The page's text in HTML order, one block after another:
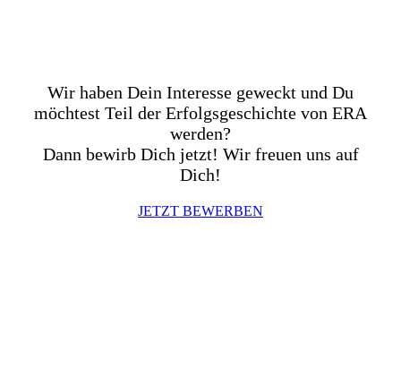
Wir haben Dein Interesse geweckt und Du
möchtest Teil der Erfolgsgeschichte von ERA
werden?
Dann bewirb Dich jetzt! Wir freuen uns auf
Dich!
JETZT BEWERBEN